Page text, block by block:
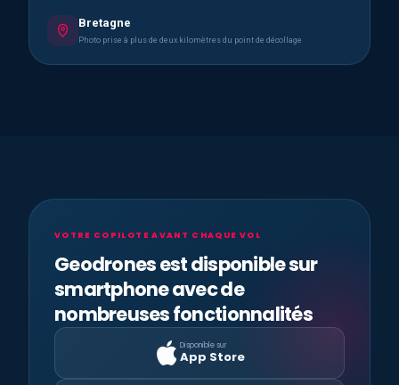
Bretagne
Photo prise à plus de deux kilomètres du point de décollage
VOTRE COPILOTE AVANT CHAQUE VOL
Geodrones est disponible sur
smartphone avec de
nombreuses fonctionnalités
Disponible sur
App Store